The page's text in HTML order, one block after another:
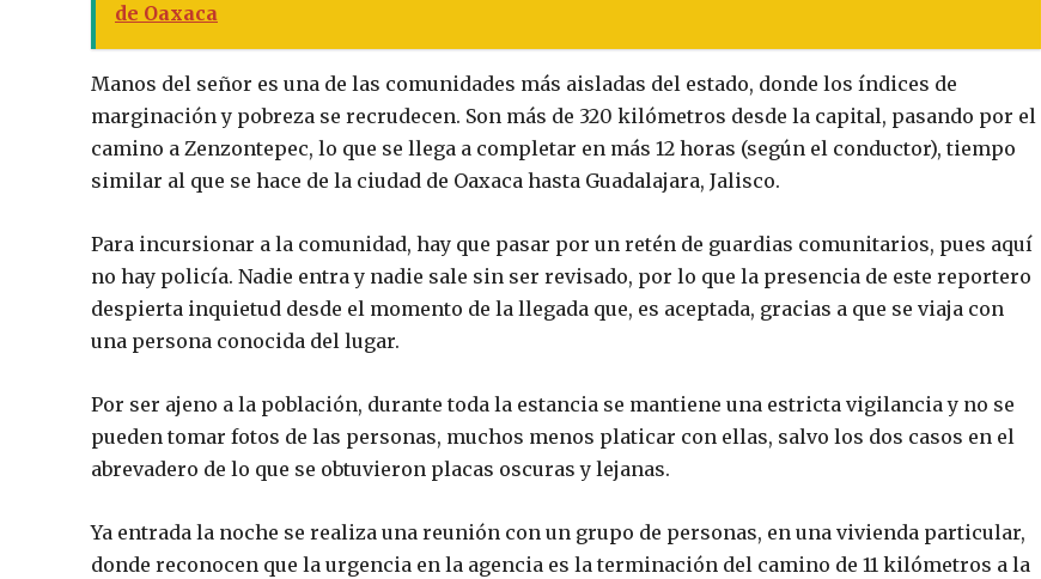
de Oaxaca
Manos del señor es una de las comunidades más aisladas del estado, donde los índices de
marginación y pobreza se recrudecen. Son más de 320 kilómetros desde la capital, pasando por el
camino a Zenzontepec, lo que se llega a completar en más 12 horas (según el conductor), tiempo
similar al que se hace de la ciudad de Oaxaca hasta Guadalajara, Jalisco.
Para incursionar a la comunidad, hay que pasar por un retén de guardias comunitarios, pues aquí
no hay policía. Nadie entra y nadie sale sin ser revisado, por lo que la presencia de este reportero
despierta inquietud desde el momento de la llegada que, es aceptada, gracias a que se viaja con
una persona conocida del lugar.
Por ser ajeno a la población, durante toda la estancia se mantiene una estricta vigilancia y no se
pueden tomar fotos de las personas, muchos menos platicar con ellas, salvo los dos casos en el
abrevadero de lo que se obtuvieron placas oscuras y lejanas.
Ya entrada la noche se realiza una reunión con un grupo de personas, en una vivienda particular,
donde reconocen que la urgencia en la agencia es la terminación del camino de 11 kilómetros a la